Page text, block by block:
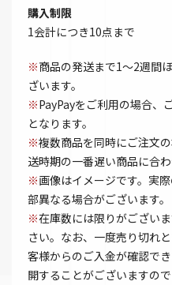
購入制限
1会計につき10点まで
※商品の発送まで1～2週間
ざいます。
※PayPayをご利用の場合、
となります。
※複数商品を同時にご注文
送時期の一番遅い商品に合
※画像はイメージです。実
部異なる場合がございます。
※在庫数には限りがござい
さい。なお、一度売り切れ
客様からのご入金が確認で
開することがございますの